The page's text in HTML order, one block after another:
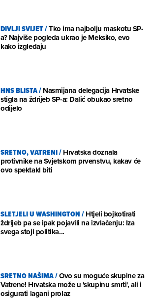
DIVLJI SVIJET/Tko ima najbolju maskotu SP-
a? Najviše pogleda ukrao je Meksiko, evo
kako izgledaju
HNS BLISTA/Nasmijana delegacija Hrvatske
stigla na ždrijeb SP-a: Dalić obukao sretno
odijelo
SRETNO, VATRENI/Hrvatska doznala
protivnike na Svjetskom prvenstvu, kakav će
ovo spektakl biti
SLETJELI U WASHINGTON/Htjeli bojkotirati
ždrijeb pa se ipak pojavili na izvlačenju: Iza
svega stoji politika...
SRETNO NAŠIMA/Ovo su moguće skupine za
Vatrene! Hrvatska može u 'skupinu smrti', ali i
osigurati lagani prolaz